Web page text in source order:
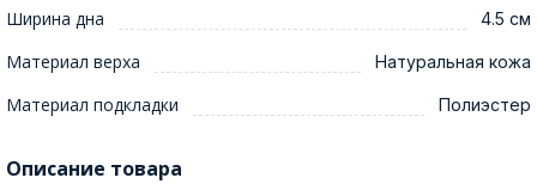
Ширина дна 4.5 см
Материал верха Натуральная кожа
Материал подкладки Полиэстер
Описание товара